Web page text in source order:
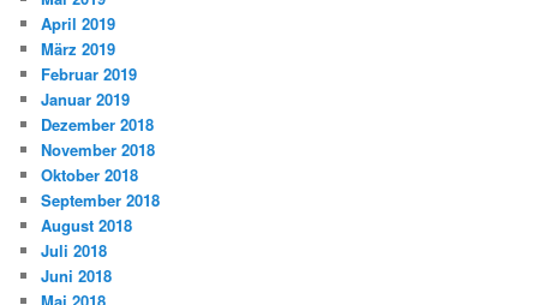
April 2019
März 2019
Februar 2019
Januar 2019
Dezember 2018
November 2018
Oktober 2018
September 2018
August 2018
Juli 2018
Juni 2018
Mai 2018